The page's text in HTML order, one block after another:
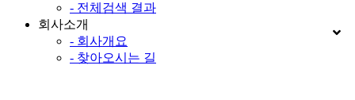
- 전체검색 결과
회사소개
- 회사개요
- 찾아오시는 길